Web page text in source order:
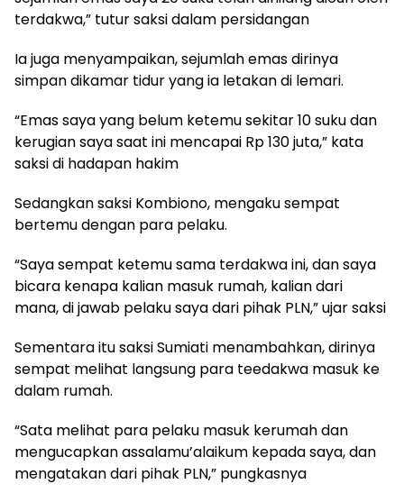
terdakwa,” tutur saksi dalam persidangan
Ia juga menyampaikan, sejumlah emas dirinya
simpan dikamar tidur yang ia letakan di lemari.
“Emas saya yang belum ketemu sekitar 10 suku dan
kerugian saya saat ini mencapai Rp 130 juta,” kata
saksi di hadapan hakim
Sedangkan saksi Kombiono, mengaku sempat
bertemu dengan para pelaku.
“Saya sempat ketemu sama terdakwa ini, dan saya
bicara kenapa kalian masuk rumah, kalian dari
mana, di jawab pelaku saya dari pihak PLN,” ujar saksi
Sementara itu saksi Sumiati menambahkan, dirinya
sempat melihat langsung para teedakwa masuk ke
dalam rumah.
“Sata melihat para pelaku masuk kerumah dan
mengucapkan assalamu’alaikum kepada saya, dan
mengatakan dari pihak PLN,” pungkasnya